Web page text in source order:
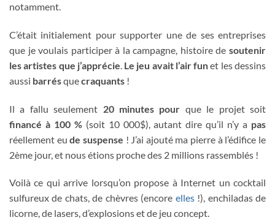
notamment.
C’était initialement pour supporter une de ses entreprises
que je voulais participer à la campagne, histoire de soutenir
les artistes que j’apprécie. Le jeu avait l’air funet les dessins
aussi barrésquecraquants !
Il a fallu seulement 20 minutes pour que le projet soit
financé à 100 %(soit 10 000$), autant dire qu’il n’y a pas
réellement eude suspense ! J’ai ajouté ma pierre à l’édifice le
2ème jour, et nous étions proche des 2 millions rassemblés !
Voilà ce qui arrive lorsqu’on propose à Internet un cocktail
sulfureux de chats, de chèvres (encore elles!), enchiladas de
licorne, de lasers, d’explosions et de jeu concept.